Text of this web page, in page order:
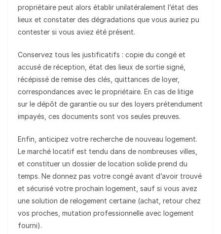
propriétaire peut alors établir unilatéralement l’état des
lieux et constater des dégradations que vous auriez pu
contester si vous aviez été présent.
Conservez tous les justificatifs : copie du congé et
accusé de réception, état des lieux de sortie signé,
récépissé de remise des clés, quittances de loyer,
correspondances avec le propriétaire. En cas de litige
sur le dépôt de garantie ou sur des loyers prétendument
impayés, ces documents sont vos seules preuves.
Enfin, anticipez votre recherche de nouveau logement.
Le marché locatif est tendu dans de nombreuses villes,
et constituer un dossier de location solide prend du
temps. Ne donnez pas votre congé avant d’avoir trouvé
et sécurisé votre prochain logement, sauf si vous avez
une solution de relogement certaine (achat, retour chez
vos proches, mutation professionnelle avec logement
fourni).